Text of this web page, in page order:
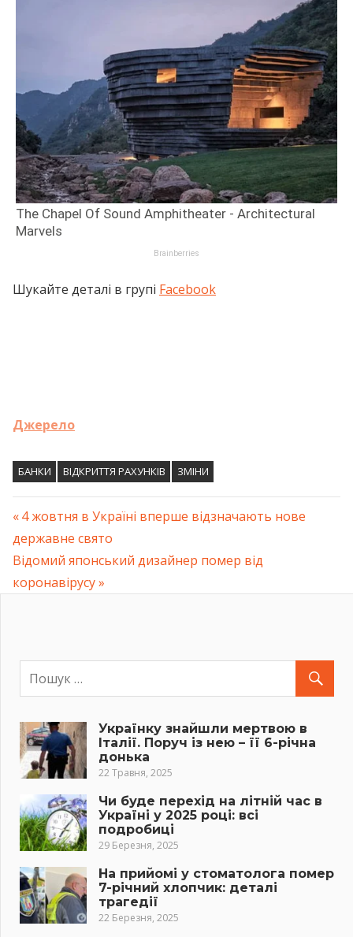
Шукайте деталі в групі Facebook
Джерело
БАНКИ ВІДКРИТТЯ РАХУНКІВ ЗМІНИ
Навігація
записів
Previous
Post:
4 жовтня в Україні вперше відзначають нове
державне свято
Next
Post:
Відомий японський дизайнер помер від
коронавірусу
Українку знайшли мертвою в
Італії. Поруч із нею – її 6-річна
донька
22 Травня, 2025
Чи буде перехід на літній час в
Україні у 2025 році: всі
подробиці
29 Березня, 2025
На прийомі у стоматолога помер
7-річний хлопчик: деталі
трагедії
22 Березня, 2025